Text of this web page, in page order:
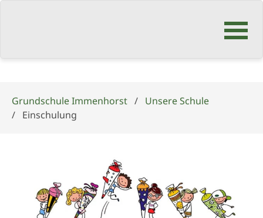
Navigation
Grundschule Immenhorst
Unsere Schule
Einschulung